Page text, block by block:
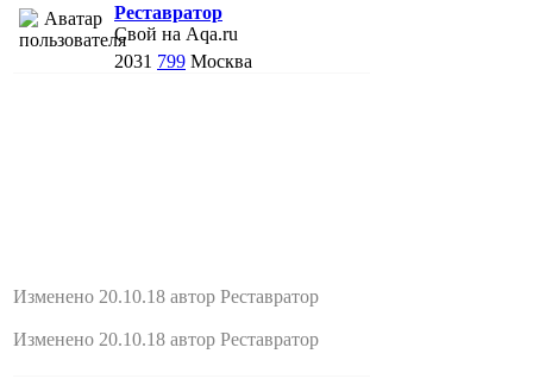
Реставратор
Свой на Aqa.ru
2031 799 Москва
Изменено 20.10.18 автор Реставратор
Изменено 20.10.18 автор Реставратор